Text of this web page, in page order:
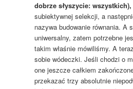
dobrze słyszycie: wszystkich),
subiektywnej selekcji, a
nazywa budowanie równania. A
uniwersalny, zatem potrzebne
takim właśnie mówiliśmy. A
sobie wódeczki. Jeśli chodzi o
one jeszcze całkiem
przekazać trzy absolutnie